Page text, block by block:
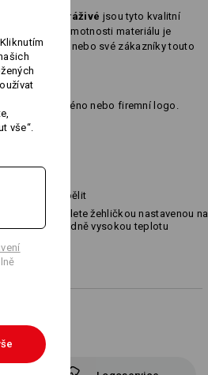
a nesráživé jsou tyto kvalitní
Díky vysoké hmotnosti materiálu je
sebe nebo své zákazníky touto
Vaše jméno nebo firemní logo.
Nebělit
Žehlete žehličkou nastavenou na
středně vysokou teplotu
vše“.